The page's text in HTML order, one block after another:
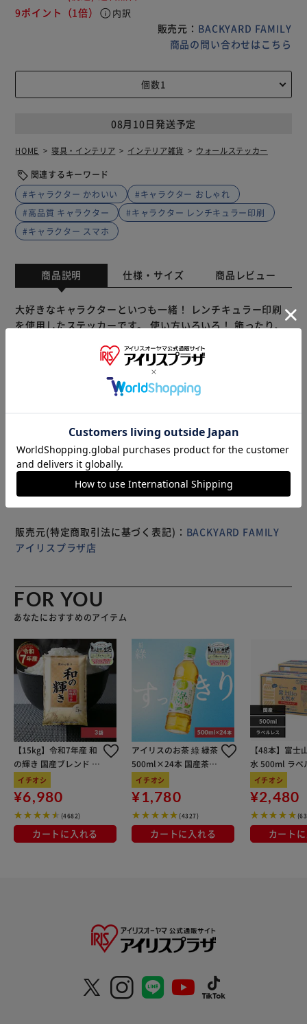
9ポイント （1倍） info 内訳
販売元： BACKYARD FAMILY
商品の問い合わせはこちら
08月10日発送予定
HOME 寝具・インテリア インテリア雑貨 ウォールステッカー
関連するキーワード
#キャラクター かわいい
#キャラクター おしゃれ
#高品質 キャラクター
#キャラクター レンチキュラー印刷
#キャラクター スマホ
商品説明 仕様・サイズ 商品レビュー
大好きなキャラクターといつも一緒！ レンチキュラー印刷
を使用したステッカーです。 使い方いろいろ！ 飾ったり、
す。 レンチキュラーとは？ 見る角度で絵柄が変化する国内
製造の高品質な印刷技術。高精細なイラストで絵柄がスムー
ズに切り替わります。 「まじかる百貨店」は レンチキュラ
※製品は予告なく仕様を変更する場合がございます。あらか
じめご了承ください。
販売元(特定商取引法に基づく表記)： BACKYARD FAMILY
アイリスプラザ店
FOR YOU
あなたにおすすめのアイテム
【15kg】令和7年産 和
の輝き 国産ブレンド 5
kg×3袋
イチオシ
¥6,980
(4682)
カートに入れる
アイリスのお茶 綠 緑茶
500ml×24本 国産茶葉
100％使用
イチオシ
¥1,780
(4327)
カートに入れる
【48本】富士
水 500ml ラベ
イチオシ
¥2,480
カート